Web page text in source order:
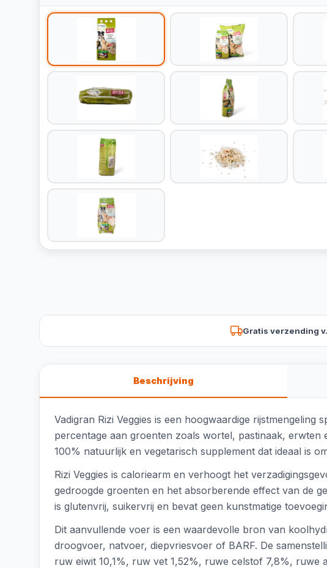
Gratis verzending
Beschrijving
Vadigran Rizi Veggies is een hoogwaardige
percentage aan groenten zoals wortel, pastinaak,
100% natuurlijk en vegetarisch supplement dat ideaal is
Rizi Veggies is caloriearm en verhoogt het
gedroogde groenten en het absorberende effect van de
is glutenvrij, suikervrij en bevat geen kunstmatige
Dit aanvullende voer is een waardevolle bron van
droogvoer, natvoer, diepvriesvoer of BARF. De
ruw eiwit 10,1%, ruw vet 1,52%, ruwe celstof 7,8%,